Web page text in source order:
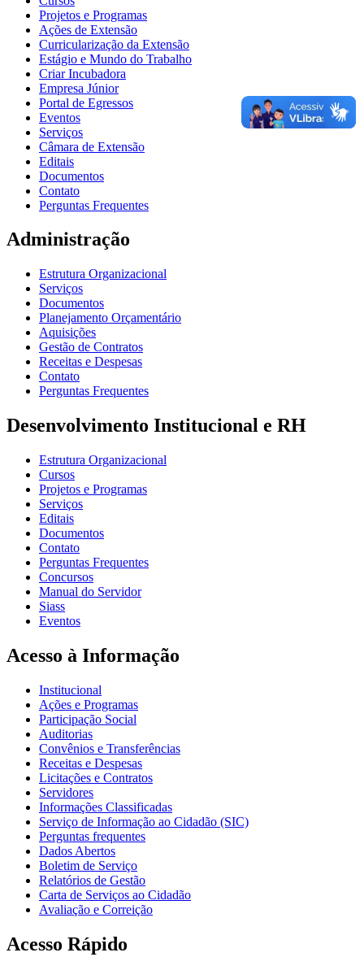
Projetos e Programas
Ações de Extensão
Curricularização da Extensão
Estágio e Mundo do Trabalho
Criar Incubadora
Empresa Júnior
Portal de Egressos
Eventos
Serviços
Câmara de Extensão
Editais
Documentos
Contato
Perguntas Frequentes
Administração
Estrutura Organizacional
Serviços
Documentos
Planejamento Orçamentário
Aquisições
Gestão de Contratos
Receitas e Despesas
Contato
Perguntas Frequentes
Desenvolvimento Institucional e RH
Estrutura Organizacional
Cursos
Projetos e Programas
Serviços
Editais
Documentos
Contato
Perguntas Frequentes
Concursos
Manual do Servidor
Siass
Eventos
Acesso à Informação
Institucional
Ações e Programas
Participação Social
Auditorias
Convênios e Transferências
Receitas e Despesas
Licitações e Contratos
Servidores
Informações Classificadas
Serviço de Informação ao Cidadão (SIC)
Perguntas frequentes
Dados Abertos
Boletim de Serviço
Relatórios de Gestão
Carta de Serviços ao Cidadão
Avaliação e Correição
Acesso Rápido